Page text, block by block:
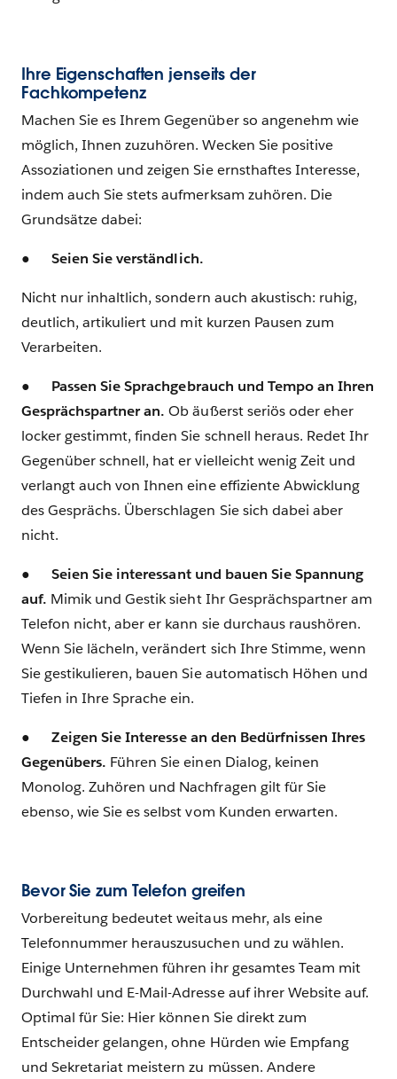
Ihre Eigenschaften jenseits der
Fachkompetenz
Machen Sie es Ihrem Gegenüber so angenehm wie
möglich, Ihnen zuzuhören. Wecken Sie positive
Assoziationen und zeigen Sie ernsthaftes Interesse,
indem auch Sie stets aufmerksam zuhören. Die
Grundsätze dabei:
●Seien Sie verständlich.
Nicht nur inhaltlich, sondern auch akustisch: ruhig,
deutlich, artikuliert und mit kurzen Pausen zum
Verarbeiten.
● Passen Sie Sprachgebrauch und Tempo an Ihren
Gesprächspartner an. Ob äußerst seriös oder eher
locker gestimmt, finden Sie schnell heraus. Redet Ihr
Gegenüber schnell, hat er vielleicht wenig Zeit und
verlangt auch von Ihnen eine effiziente Abwicklung
des Gesprächs. Überschlagen Sie sich dabei aber
nicht.
●Seien Sie interessant und bauen Sie Spannung
auf. Mimik und Gestik sieht Ihr Gesprächspartner am
Telefon nicht, aber er kann sie durchaus raushören.
Wenn Sie lächeln, verändert sich Ihre Stimme, wenn
Sie gestikulieren, bauen Sie automatisch Höhen und
Tiefen in Ihre Sprache ein.
●Zeigen Sie Interesse an den Bedürfnissen Ihres
Gegenübers. Führen Sie einen Dialog, keinen
Monolog. Zuhören und Nachfragen gilt für Sie
ebenso, wie Sie es selbst vom Kunden erwarten.
Bevor Sie zum Telefon greifen
Vorbereitung bedeutet weitaus mehr, als eine
Telefonnummer herauszusuchen und zu wählen.
Einige Unternehmen führen ihr gesamtes Team mit
Durchwahl und E-Mail-Adresse auf ihrer Website auf.
Optimal für Sie: Hier können Sie direkt zum
Entscheider gelangen, ohne Hürden wie Empfang
und Sekretariat meistern zu müssen. Andere